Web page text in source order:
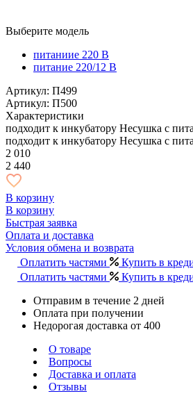
Выберите модель
питаниие 220 В
питание 220/12 В
Артикул: П499
Артикул: П500
Характеристики
подходит к инкубатору Несушка с
подходит к инкубатору Несушка с
2 010
2 440
В корзину
В корзину
Быстрая заявка
Оплата и доставка
Условия обмена и возврата
Оплатить частями
Купить в
Оплатить частями
Купить в
Отправим в течение 2 дней
Оплата при получении
Недорогая доставка от 400
О товаре
Вопросы
Доставка и оплата
Отзывы